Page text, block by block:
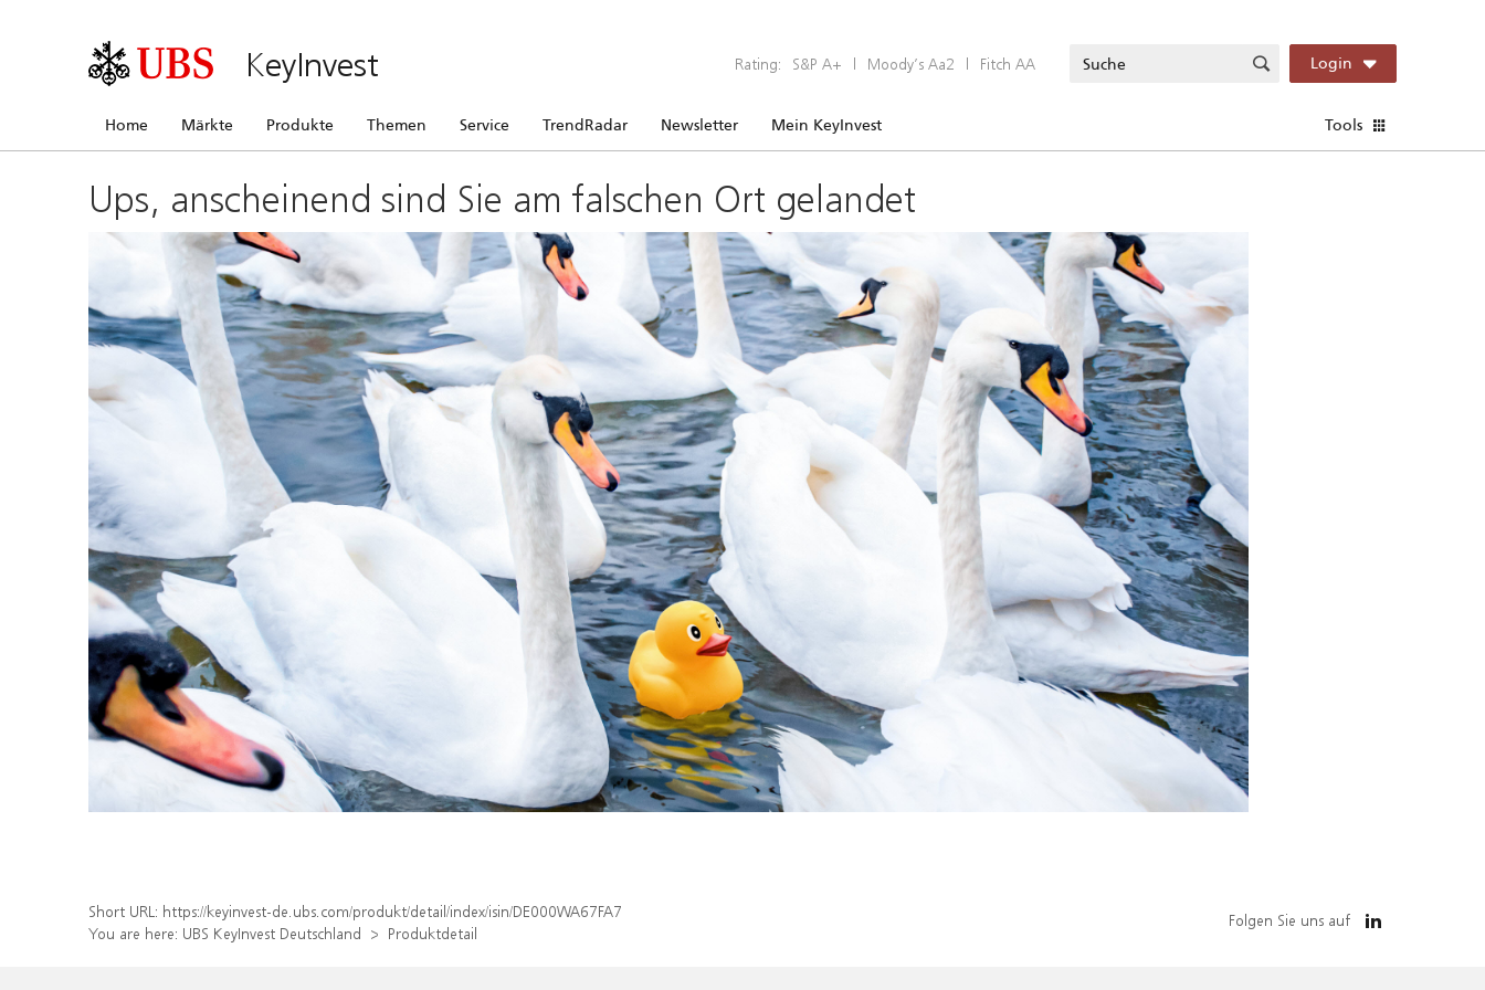
KeyInvest Rating: S&P A+ | Moody’s Aa2 | Fitch AA Login
Home Märkte Produkte Themen Service TrendRadar Newsletter Mein KeyInvest Tools
Ups, anscheinend sind Sie am falschen Ort gelandet
Short URL: https://keyinvest-de.ubs.com/produkt/detail/index/isin/DE000WA67FA7
You are here: UBS KeyInvest Deutschland Produktdetail
Folgen Sie uns auf